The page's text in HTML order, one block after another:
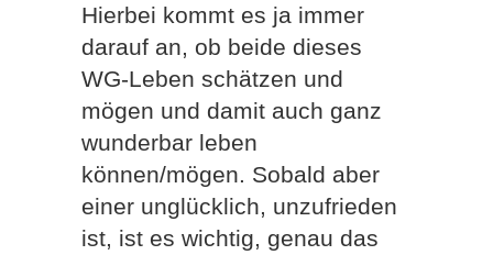
Hierbei kommt es ja immer
darauf an, ob beide dieses
WG-Leben schätzen und
mögen und damit auch ganz
wunderbar leben
können/mögen. Sobald aber
einer unglücklich, unzufrieden
ist, ist es wichtig, genau das